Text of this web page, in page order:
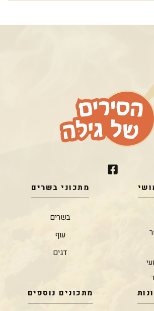
מתכוני בשרים
בשרים
עוף
דגים
מתכונים נוספים